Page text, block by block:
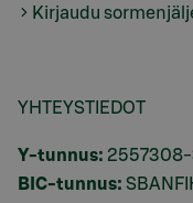
Kirjaudu
YHTEYSTIEDOT
Y-tunnus:
BIC-tunnus: